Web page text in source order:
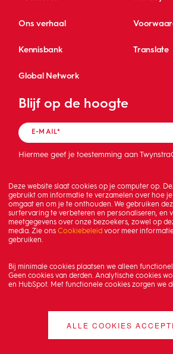
Deze website slaat cookies op je computer op.
gebruikt om informatie te verzamelen over hoe
omgaat en om je te onthouden. We gebruiken
surfervaring te verbeteren en personaliseren, en
meetgegevens over onze bezoekers, zowel op
media. Zie ons Cookiebeleid voor meer
gebruiken.
Bij minimale cookies plaatsen we alleen
Geen cookies van derden. Analytische cookies
en HubSpot. Met functionele cookies zorgen we
ALLE COOKIES
Ons verhaal
Kennisbank Translate
Global Network
Blijf op de hoogte
Hiermee geef je toestemming aan